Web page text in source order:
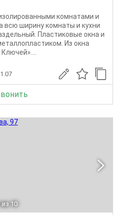
комнатами и
всю ширину комнаты и кухни
Пластиковые окна и
Из окна
из 10